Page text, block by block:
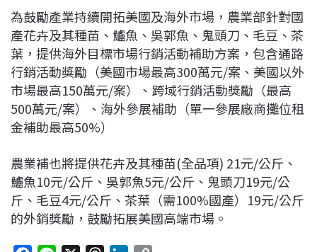
為鼓勵產業持續開拓美國及海外市場，農業部針對國
產花卉及其種苗、鱸魚、吳郭魚、鬼頭刀、毛豆、茶
葉，提供海外目標市場行銷活動補助方案，包含通路
行銷活動獎勵（美國市場最高300萬元/案、美國以外
市場最高150萬元/案）、跨域行銷活動獎勵（最高
500萬元/案）、海外參展補助（單一參展廠商攤位租
金補助最高50%）
農業補也將提供花卉及其種苗(全品項) 21元/公斤、
鱸魚10元/公斤、吳郭魚5元/公斤、鬼頭刀19元/公
斤、毛豆4元/公斤、茶葉（需100%國產）19元/公斤
的外銷獎勵，鼓勵拓展美國高端市場。